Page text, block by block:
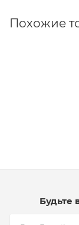
Похожие
Будьте